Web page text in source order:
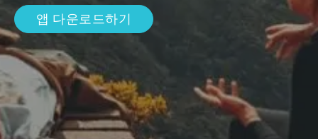
앱 다운로드하기